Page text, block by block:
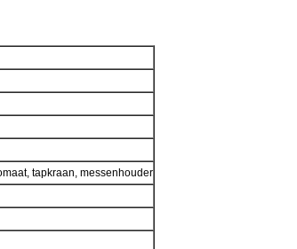
tapkraan, messenhouder